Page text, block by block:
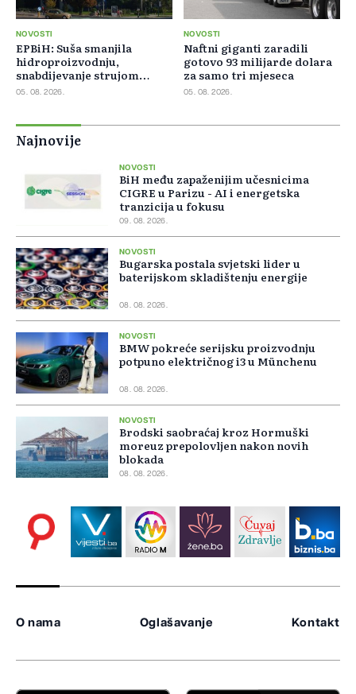
NOVOSTI
EPBiH: Suša smanjila
hidroproizvodnju,
snabdijevanje strujom
ostaje stabilno
05. 08. 2026.
NOVOSTI
Naftni giganti zaradili
gotovo 93 milijarde dolara
za samo tri mjeseca
05. 08. 2026.
Najnovije
NOVOSTI
BiH među zapaženijim učesnicima
CIGRE u Parizu - AI i energetska
tranzicija u fokusu
09. 08. 2026.
NOVOSTI
Bugarska postala svjetski lider u
baterijskom skladištenju energije
08. 08. 2026.
NOVOSTI
BMW pokreće serijsku proizvodnju
potpuno električnog i3 u Münchenu
08. 08. 2026.
NOVOSTI
Brodski saobraćaj kroz Hormuški
moreuz prepolovljen nakon novih
blokada
08. 08. 2026.
O nama Oglašavanje Kontakt